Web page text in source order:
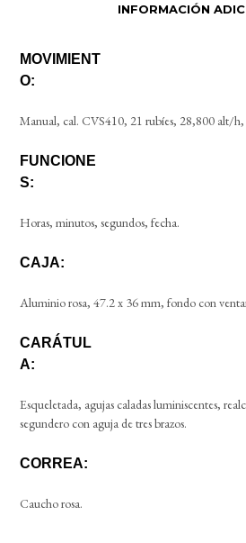
INFORMACIÓN
MOVIMIENT
O:
Manual, cal. CVS410, 21 rubíes, 28,800 alt/h,
FUNCIONE
S:
Horas, minutos, segundos, fecha.
CAJA:
Aluminio rosa, 47.2 x 36 mm, fondo con
CARÁTUL
A:
Esqueletada, agujas caladas luminiscentes,
segundero con aguja de tres brazos.
CORREA:
Caucho rosa.